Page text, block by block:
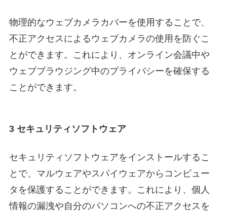
物理的なウェブカメラカバーを使用することで、
不正アクセスによるウェブカメラの使用を防ぐこ
とができます。これにより、オンライン会議中や
ウェブブラウジング中のプライバシーを確保する
ことができます。
3 セキュリティソフトウェア
セキュリティソフトウェアをインストールするこ
とで、マルウェアやスパイウェアからコンピュー
タを保護することができます。これにより、個人
情報の漏洩や自分のパソコンへの不正アクセスを